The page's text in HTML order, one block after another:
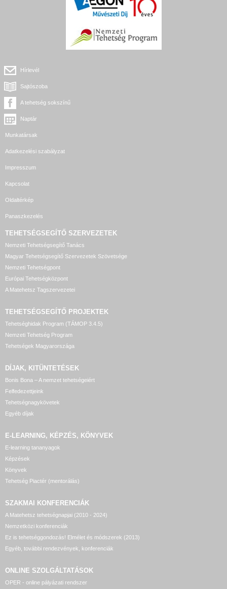
Hírlevél
Sajtószoba
A tehetség sokszínű
Naptár
Munkatársak
Adatkezelési szabályzat
Impresszum
Kapcsolat
Oldaltérkép
Panaszkezelés
TEHETSÉGSEGÍTŐ SZERVEZETEK
Nemzeti Tehetségsegítő Tanács
Magyar Tehetségsegítő Szervezetek Szövetsége
Nemzeti Tehetségpont
Európai Tehetségközpont
A Matehetsz Tagszervezetei
TEHETSÉGSEGÍTŐ PROJEKTEK
Tehetséghidak Program (TÁMOP 3.4.5)
Nemzeti Tehetség Program
Tehetségek Magyarországa
DÍJAK, KITÜNTETÉSEK
Bonis Bona – A nemzet tehetségeiért
Felfedezettjeink
Tehetségnagykövetek
Egyéb díjak
E-LEARNING, KÉPZÉS, KÖNYVEK
E-learning tananyagok
Képzések
Könyvek
Tehetség Piactér (mentorálás)
SZAKMAI KONFERENCIÁK
A Matehetsz tehetségnapjai (2010 - 2024)
Nemzetközi konferenciák
Ez is tehetséggondozás! Elmélet és módszerek (2013)
Egyéb, további rendezvények, konferenciák
ONLINE SZOLGÁLTATÁSOK
OPER - online pályázati rendszer